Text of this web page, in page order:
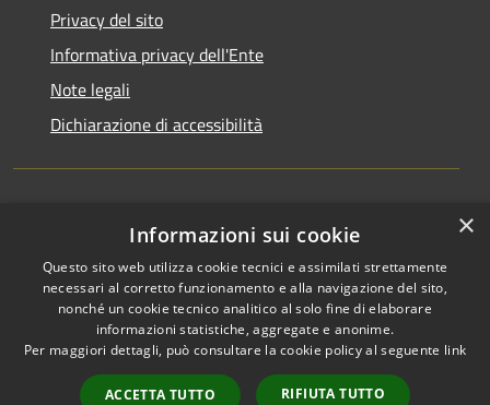
Privacy del sito
Informativa privacy dell'Ente
Note legali
Dichiarazione di accessibilità
Newsletter
RSS
Accessibilità
Copyright © 2026 • Comune di
Municipium• Accesso
×
Informazioni sui cookie
Questo sito web utilizza cookie tecnici e assimilati strettamente
necessari al corretto funzionamento e alla navigazione del sito,
nonché un cookie tecnico analitico al solo fine di elaborare
informazioni statistiche, aggregate e anonime.
Per maggiori dettagli, può consultare la cookie policy al seguente link
ACCETTA TUTTO RIFIUTA TUTTO